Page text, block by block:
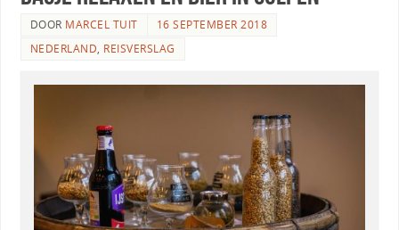
DOOR MARCEL TUIT
16 SEPTEMBER 2018
NEDERLAND, REISVERSLAG